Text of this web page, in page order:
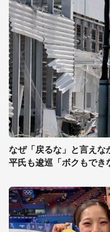
なぜ「戻るな」と言えな
平氏も逡巡「ボクもでき